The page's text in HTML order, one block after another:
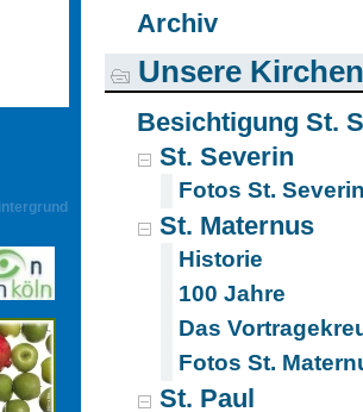
Archiv
Unsere Kirchen
Besichtigung St.
St. Severin
Fotos St.
St. Maternus
Historie
100 Jahre
Das
Fotos St.
St. Paul